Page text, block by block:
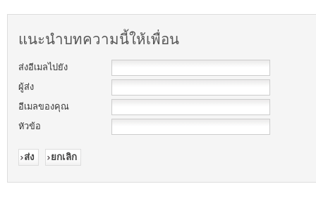
แนะนำบทความนี้ให้เพื่อน
ส่งอีเมลไปยัง
ผู้ส่ง
อีเมลของคุณ
หัวข้อ
ส่ง ยกเลิก